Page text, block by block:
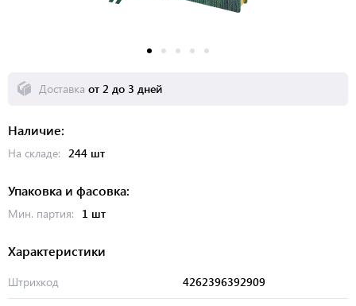
Наличие:
На складе: 244 шт
Упаковка и фасовка:
Мин. партия: 1 шт
Доставка от 2 до 3 дней
Характеристики
Штрихкод 4262396392909